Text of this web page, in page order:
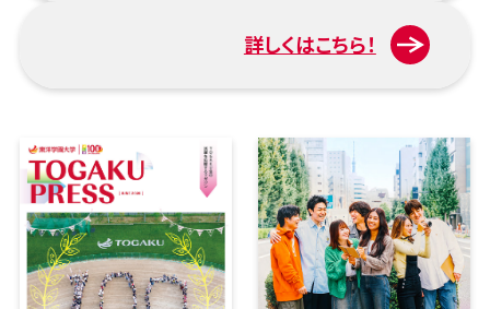
詳しくはこちら！